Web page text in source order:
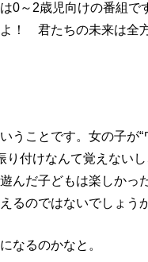
0～2歳児向けの番組で
！ 君たちの未来は全
うことです。女の子が
付けなんて覚えない
んだ子どもは楽しかっ
るのではないでしょうか
なるのかなと。